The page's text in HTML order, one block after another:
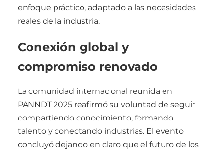
enfoque práctico, adaptado a las necesidades
reales de la industria.
Conexión global y
compromiso renovado
La comunidad internacional reunida en
PANNDT 2025 reafirmó su voluntad de seguir
compartiendo conocimiento, formando
talento y conectando industrias. El evento
concluyó dejando en claro que el futuro de los